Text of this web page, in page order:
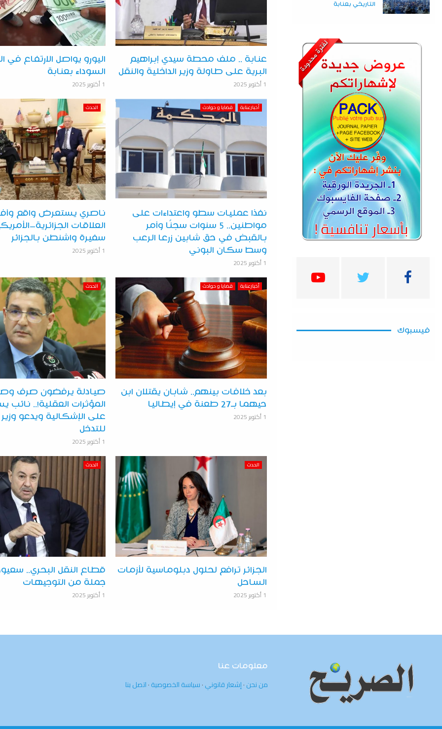
عنابة .. ملف محطة سيدي إبراهيم
البرية على طاولة وزير الداخلية والنقل
1 أكتوبر 2025
اليورو يواصل الارتفاع في
السوداء بعنابة
1 أكتوبر 2025
أخبارعنابة قضايا و حوادث
نفذا عمليات سطو واعتداءات على
مواطنين.. 5 سنوات سجنًا وأمر
بالقبض في حق شابين زرعا الرعب
وسط سكان البوني
1 أكتوبر 2025
الحدث
ناصري يستعرض واقع
العلاقات
سفيرة واشنطن بالجزائر
1 أكتوبر 2025
أخبارعنابة قضايا و حوادث
بعد خلافات بينهم.. شابان يقتلان ابن
حيهما بـ27 طعنة في إيطاليا
1 أكتوبر 2025
الحدث
صيادلة يرفضون صرف
المؤثرات العقلية!.. نائب
على الإشكالية ويدعو
للتدخل
1 أكتوبر 2025
الحدث
الجزائر ترافع لحلول دبلوماسية لأزمات
الساحل
1 أكتوبر 2025
الحدث
قطاع النقل البحري..
جملة من التوجيهات
1 أكتوبر 2025
التاريخي بعنابة
فيسبوك
معلومات عنا
من نحن·إشعار قانوني·سياسة الخصوصية·اتصل بنا